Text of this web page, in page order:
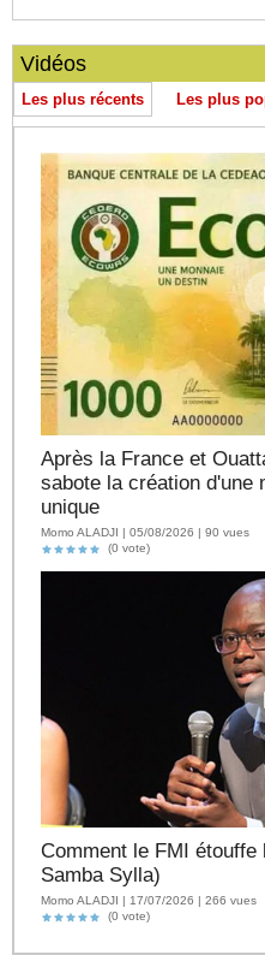
Vidéos
Les plus récents Les plus
Après la France et
sabote la création d'une
unique
Momo ALADJI | 05/08/2026 | 90 vues
(0 vote)
Comment le FMI étouffe
Samba Sylla)
Momo ALADJI | 17/07/2026 | 266 vues
(0 vote)